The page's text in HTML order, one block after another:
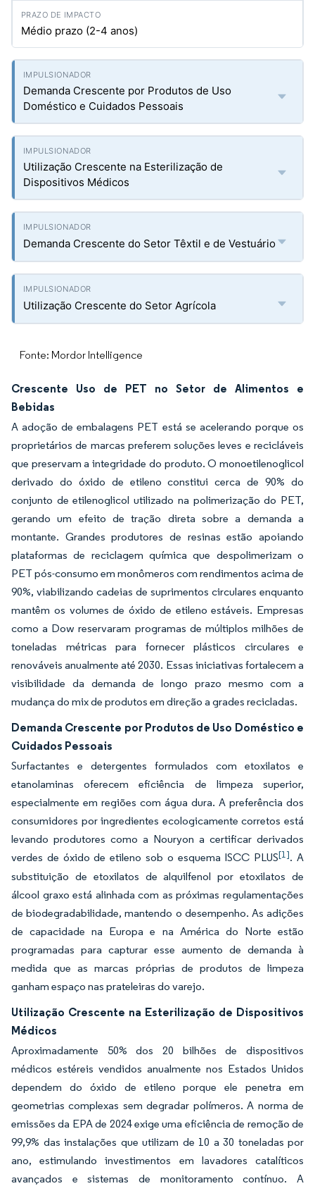
Médio prazo (2-4 anos)
Demanda Crescente por Produtos de Uso
Doméstico e Cuidados Pessoais
Utilização Crescente na Esterilização de
Dispositivos Médicos
Demanda Crescente do Setor Têxtil e de Vestuário
Utilização Crescente do Setor Agrícola
Fonte: Mordor Intelligence
Crescente Uso de PET no Setor de Alimentos e
Bebidas
A adoção de embalagens PET está se acelerando porque os
proprietários de marcas preferem soluções leves e recicláveis
que preservam a integridade do produto. O monoetilenoglicol
derivado do óxido de etileno constitui cerca de 90% do
conjunto de etilenoglicol utilizado na polimerização do PET,
gerando um efeito de tração direta sobre a demanda a
montante. Grandes produtores de resinas estão apoiando
plataformas de reciclagem química que despolimerizam o
PET pós-consumo em monômeros com rendimentos acima de
90%, viabilizando cadeias de suprimentos circulares enquanto
mantêm os volumes de óxido de etileno estáveis. Empresas
como a Dow reservaram programas de múltiplos milhões de
toneladas métricas para fornecer plásticos circulares e
renováveis anualmente até 2030. Essas iniciativas fortalecem a
visibilidade da demanda de longo prazo mesmo com a
mudança do mix de produtos em direção a grades recicladas.
Demanda Crescente por Produtos de Uso Doméstico e
Cuidados Pessoais
Surfactantes e detergentes formulados com etoxilatos e
etanolaminas oferecem eficiência de limpeza superior,
especialmente em regiões com água dura. A preferência dos
consumidores por ingredientes ecologicamente corretos está
levando produtores como a Nouryon a certificar derivados
verdes de óxido de etileno sob o esquema ISCC PLUS[1]. A
substituição de etoxilatos de alquilfenol por etoxilatos de
álcool graxo está alinhada com as próximas regulamentações
de biodegradabilidade, mantendo o desempenho. As adições
de capacidade na Europa e na América do Norte estão
programadas para capturar esse aumento de demanda à
medida que as marcas próprias de produtos de limpeza
ganham espaço nas prateleiras do varejo.
Utilização Crescente na Esterilização de Dispositivos
Médicos
Aproximadamente 50% dos 20 bilhões de dispositivos
médicos estéreis vendidos anualmente nos Estados Unidos
dependem do óxido de etileno porque ele penetra em
geometrias complexas sem degradar polímeros. A norma de
emissões da EPA de 2024 exige uma eficiência de remoção de
99,9% das instalações que utilizam de 10 a 30 toneladas por
ano, estimulando investimentos em lavadores catalíticos
avançados e sistemas de monitoramento contínuo. A